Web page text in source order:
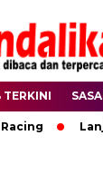
TERKINI